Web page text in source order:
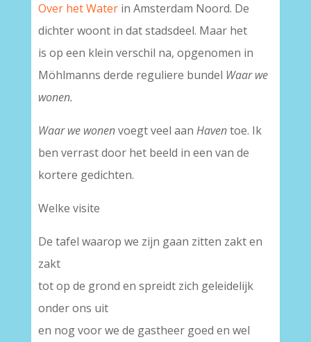
Over het Waterin Amsterdam Noord. De
dichter woont in dat stadsdeel. Maar het
is op een klein verschil na, opgenomen in
Möhlmanns derde reguliere bundel Waar we
wonen.
Waar we wonenvoegt veel aan Haventoe. Ik
ben verrast door het beeld in een van de
kortere gedichten.
Welke visite
De tafel waarop we zijn gaan zitten zakt en
zakt
tot op de grond en spreidt zich geleidelijk
onder ons uit
en nog voor we de gastheer goed en wel